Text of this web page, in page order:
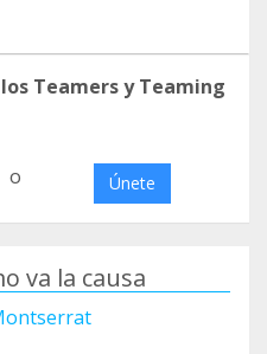
Teamers y Teaming
o Únete
va la causa